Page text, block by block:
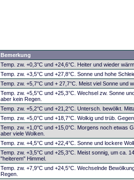
Bemerkung
Temp. zw. +0,3°C und +24,6°C. Heiter und wieder
Temp. zw. +3,5°C und +27,8°C. Sonne und hohe
Temp. zw. +5,7°C und + 27,7°C. Meist viel Sonne und
Temp. zw. +5,5°C und +25,3°C. Wechsel zw. Sonne
aber kein Regen.
Temp. zw. +5,2°C und +21,2°C. Untersch. bewölkt.
Temp. zw. +5,0°C und +18,7°C. Wolkig und trüb.
Temp. zw. +1,0°C und +15,0°C. Morgens noch etwas
aber viele Wolken.
Temp. zw. +4,5°C und +22,4°C. Sonne und lockere
Temp. zw. +3,5°C und +25,3°C. Meist sonnig, um ca.
"heiterem" Himmel.
Temp. zw. +7,9°C und +24,5°C. Wechselnde
Regen.